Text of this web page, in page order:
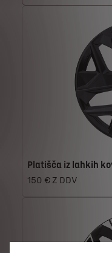
Platišča iz lahkih
150 € Z DDV